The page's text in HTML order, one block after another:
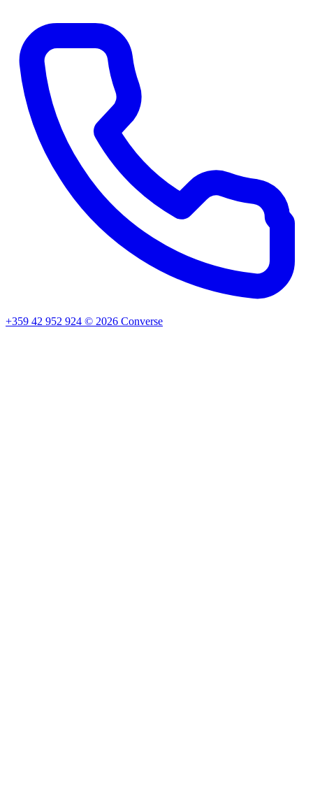
+359 42 952 924 © 2026 Converse